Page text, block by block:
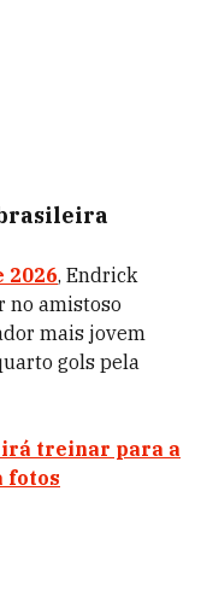
2026, Endrick
no amistoso
mais jovem
gols pela
irá treinar para a
fotos